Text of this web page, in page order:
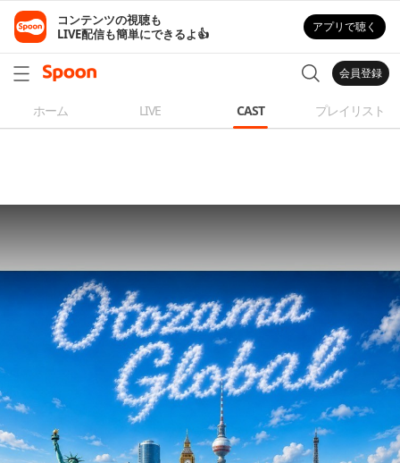
コンテンツの視聴も
LIVE配信も簡単にできるよ👍
アプリで聴く
会員登録
ホーム LIVE CAST プレイリスト